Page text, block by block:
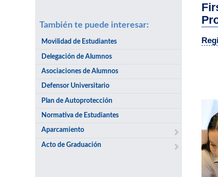
También te puede interesar:
Movilidad de Estudiantes
Delegación de Alumnos
Asociaciones de Alumnos
Defensor Universitario
Plan de Autoprotección
Normativa de Estudiantes
Aparcamiento
Acto de Graduación